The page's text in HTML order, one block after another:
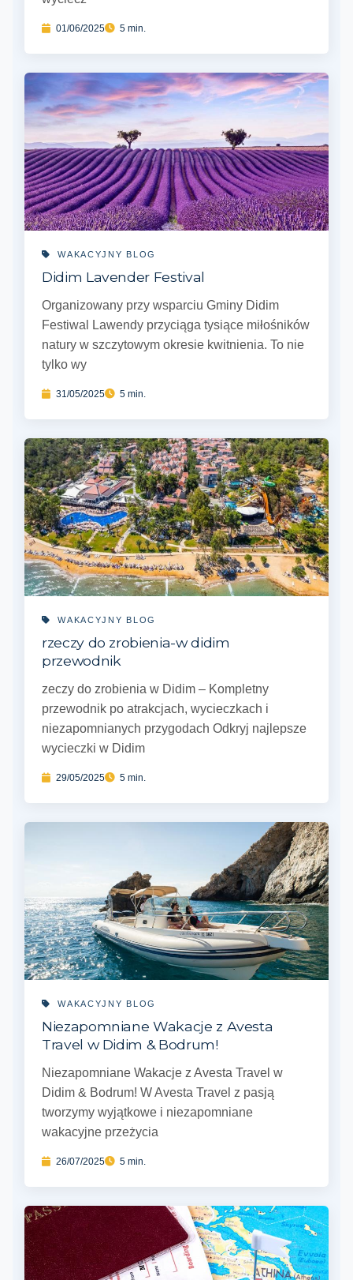
01/06/2025 5 min.
WAKACYJNY BLOG
Didim Lavender Festival
Organizowany przy wsparciu Gminy Didim
Festiwal Lawendy przyciąga tysiące miłośników
natury w szczytowym okresie kwitnienia. To nie
tylko wy
31/05/2025 5 min.
WAKACYJNY BLOG
rzeczy do zrobienia-w didim
przewodnik
zeczy do zrobienia w Didim – Kompletny
przewodnik po atrakcjach, wycieczkach i
niezapomnianych przygodach Odkryj najlepsze
wycieczki w Didim
29/05/2025 5 min.
WAKACYJNY BLOG
Niezapomniane Wakacje z Avesta
Travel w Didim & Bodrum!
Niezapomniane Wakacje z Avesta Travel w
Didim & Bodrum! W Avesta Travel z pasją
tworzymy wyjątkowe i niezapomniane
wakacyjne przeżycia
26/07/2025 5 min.